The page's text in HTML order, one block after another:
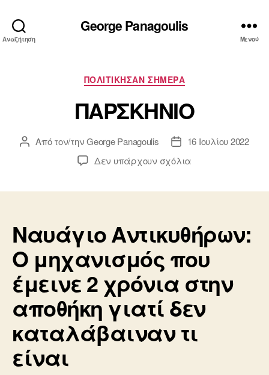
Αναζήτηση
George Panagoulis
Μενού
Κατηγορίες
ΠΟΛΙΤΙΚΗΣΑΝ ΣΗΜΕΡΑ
ΠΑΡΣΚΗΝΙΟ
Συντάκτης
Από τον/τηνGeorge Panagoulis
Ημ.
δημοσίευσης
16 Ιουλίου 2022
Δεν υπάρχουν σχόλια
Ναυάγιο Αντικυθήρων:
Ο μηχανισμός που
έμεινε 2 χρόνια στην
αποθήκη γιατί δεν
καταλάβαιναν τι
είναι